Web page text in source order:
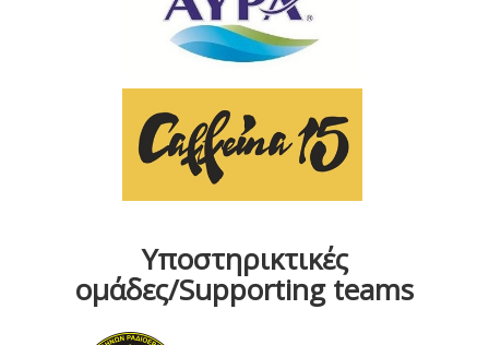
Υποστηρικτικές
ομάδες/Supporting teams